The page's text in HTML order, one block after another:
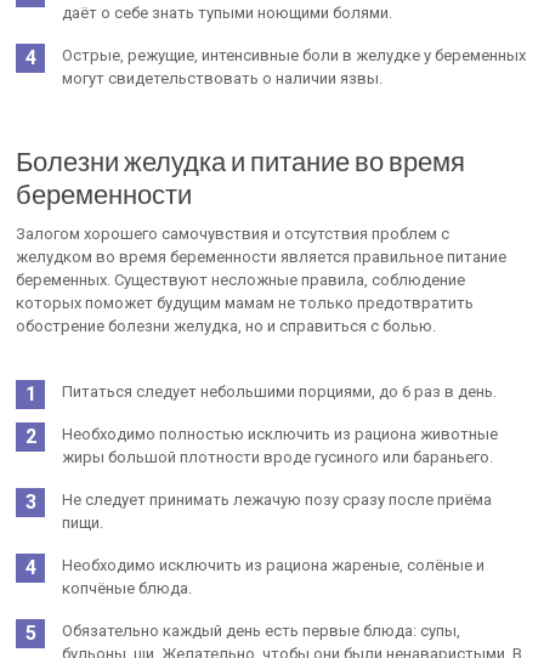
даёт о себе знать тупыми ноющими болями.
Острые, режущие, интенсивные боли в желудке у беременных
могут свидетельствовать о наличии язвы.
Болезни желудка и питание во время
беременности
Залогом хорошего самочувствия и отсутствия проблем с
желудком во время беременности является правильное питание
беременных. Существуют несложные правила, соблюдение
которых поможет будущим мамам не только предотвратить
обострение болезни желудка, но и справиться с болью.
Питаться следует небольшими порциями, до 6 раз в день.
Необходимо полностью исключить из рациона животные
жиры большой плотности вроде гусиного или бараньего.
Не следует принимать лежачую позу сразу после приёма
пищи.
Необходимо исключить из рациона жареные, солёные и
копчёные блюда.
Обязательно каждый день есть первые блюда: супы,
бульоны, щи. Желательно, чтобы они были ненаваристыми. В